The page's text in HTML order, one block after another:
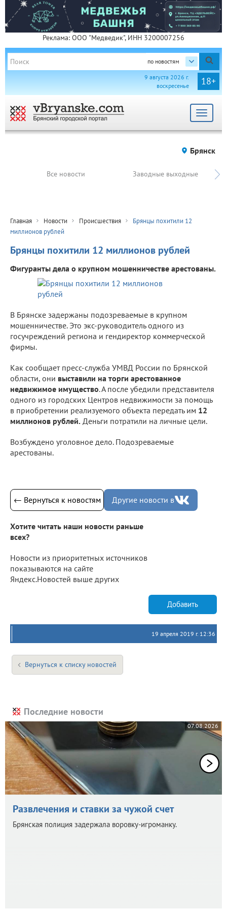
Реклама: ООО "Медведик", ИНН 3200007256
по новостям
18+
9 августа 2026 г.
воскресенье
Toggle
Брянск
Все новости Заводные выходные
Главная Новости Происшествия
Брянцы похитили 12
миллионов рублей
Брянцы похитили 12 миллионов рублей
Фигуранты дела о крупном мошенничестве арестованы.
В Брянске задержаны подозреваемые в крупном
мошенничестве. Это экс-руководитель одного из
госучреждений региона и гендиректор коммерческой
фирмы.
Как сообщает пресс-служба УМВД России по Брянской
области, они выставили на торги арестованное
недвижимое имущество. А после убедили представителя
одного из городских Центров недвижимости за помощь
в приобретении реализуемого объекта передать им 12
миллионов рублей. Деньги потратили на личные цели.
Возбуждено уголовное дело. Подозреваемые
арестованы.
← Вернуться к новостям Другие новости в
Хотите читать наши новости раньше
всех?
Новости из приоритетных источников
показываются на сайте
Яндекс.Новостей выше других
Добавить
19 апреля 2019 г. 12:36
Вернуться к списку новостей
Последние новости
07.08.2026
Развлечения и ставки за чужой счет
Брянская полиция задержала воровку-игроманку.